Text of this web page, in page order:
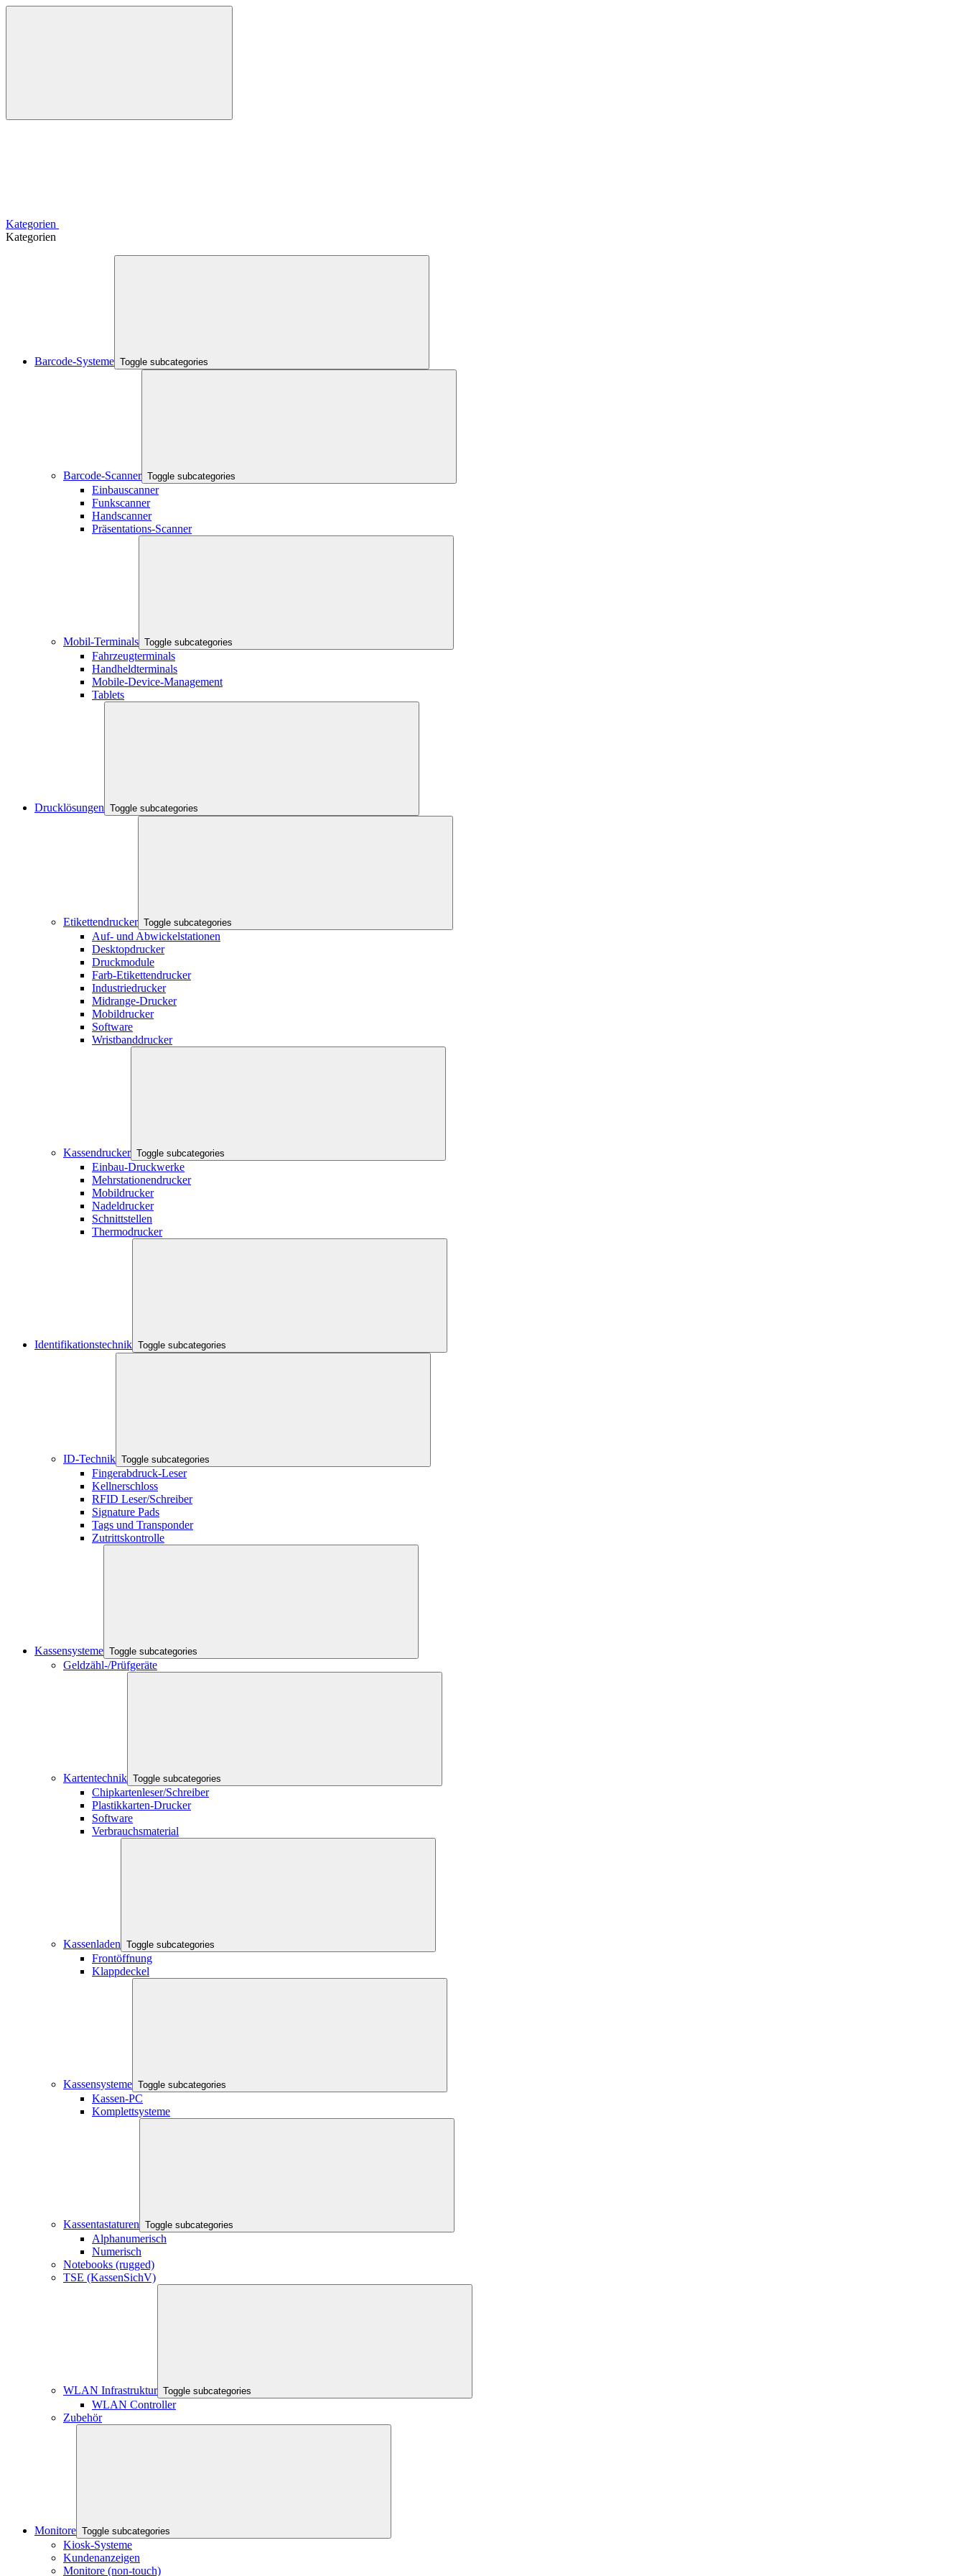
Kategorien
Kategorien
Barcode-Systeme Toggle subcategories
Barcode-Scanner Toggle subcategories
Einbauscanner
Funkscanner
Handscanner
Präsentations-Scanner
Mobil-Terminals Toggle subcategories
Fahrzeugterminals
Handheldterminals
Mobile-Device-Management
Tablets
Drucklösungen Toggle subcategories
Etikettendrucker Toggle subcategories
Auf- und Abwickelstationen
Desktopdrucker
Druckmodule
Farb-Etikettendrucker
Industriedrucker
Midrange-Drucker
Mobildrucker
Software
Wristbanddrucker
Kassendrucker Toggle subcategories
Einbau-Druckwerke
Mehrstationendrucker
Mobildrucker
Nadeldrucker
Schnittstellen
Thermodrucker
Identifikationstechnik Toggle subcategories
ID-Technik Toggle subcategories
Fingerabdruck-Leser
Kellnerschloss
RFID Leser/Schreiber
Signature Pads
Tags und Transponder
Zutrittskontrolle
Kassensysteme Toggle subcategories
Geldzähl-/Prüfgeräte
Kartentechnik Toggle subcategories
Chipkartenleser/Schreiber
Plastikkarten-Drucker
Software
Verbrauchsmaterial
Kassenladen Toggle subcategories
Frontöffnung
Klappdeckel
Kassensysteme Toggle subcategories
Kassen-PC
Komplettsysteme
Kassentastaturen Toggle subcategories
Alphanumerisch
Numerisch
Notebooks (rugged)
TSE (KassenSichV)
WLAN Infrastruktur Toggle subcategories
WLAN Controller
Zubehör
Monitore Toggle subcategories
Kiosk-Systeme
Kundenanzeigen
Monitore (non-touch)